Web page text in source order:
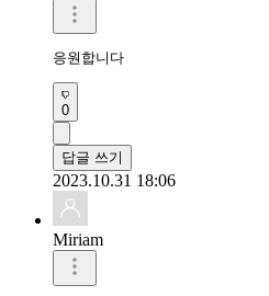
응원합니다
0
답글 쓰기
2023.10.31 18:06
Miriam